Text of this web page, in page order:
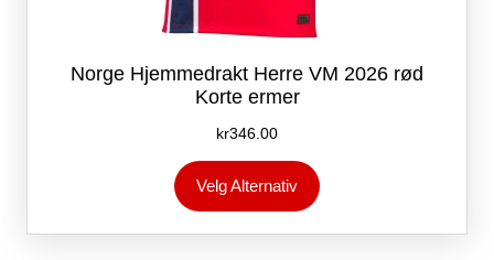
Norge Hjemmedrakt Herre VM 2026 rød
Korte ermer
kr346.00
Velg Alternativ
produktet
flere